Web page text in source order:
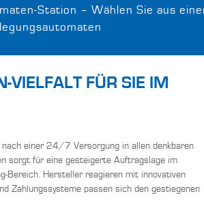
Station – Wählen Sie aus
VIELFALT FÜR SIE IM
einer 24/7 Versorgung in allen denkbaren
sorgt für eine gesteigerte Auftragslage im
Bereich. Hersteller reagieren mit innovativen
Zahlungssysteme passen sich den gestiegenen